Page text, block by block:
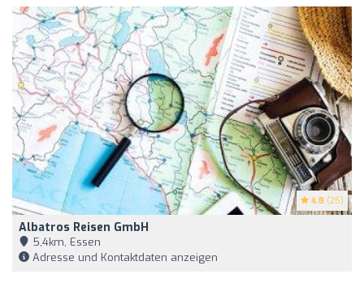
4.8 (25)
Albatros Reisen GmbH
5,4km, Essen
Adresse und Kontaktdaten anzeigen